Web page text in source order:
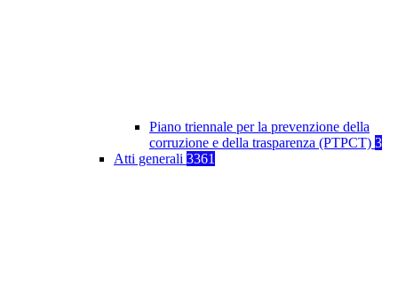
Piano triennale per la prevenzione della
corruzione e della trasparenza (PTPCT) 3
Atti generali 3361